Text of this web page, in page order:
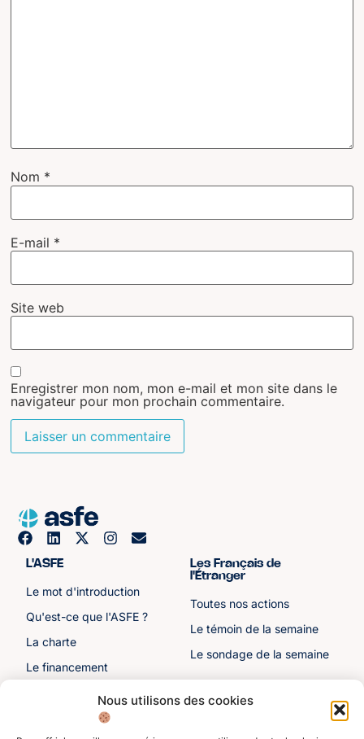
Nous utilisons des cookies
Nom *
E-mail *
Site web
Enregistrer mon nom, mon e-mail et mon site dans le
navigateur pour mon prochain commentaire.
L'ASFE
Le mot d'introduction
Qu'est-ce que l'ASFE ?
La charte
Le financement
Les sénateurs
Les Français de
l'Étranger
Toutes nos actions
Le témoin de la semaine
Le sondage de la semaine